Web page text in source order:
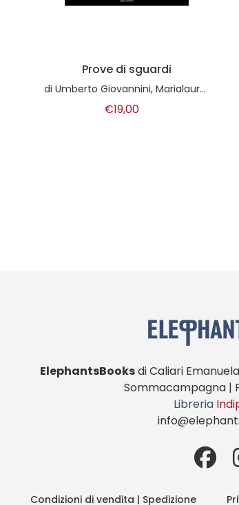
Embryotica
diMauro Chiarotto Mimì Colucci
€25,00
ElephantsBooksdi Caliari
Sommacampagna |
Libreria
Condizioni di vendita | Spedizione